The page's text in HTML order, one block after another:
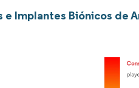
Implantes Biónicos de